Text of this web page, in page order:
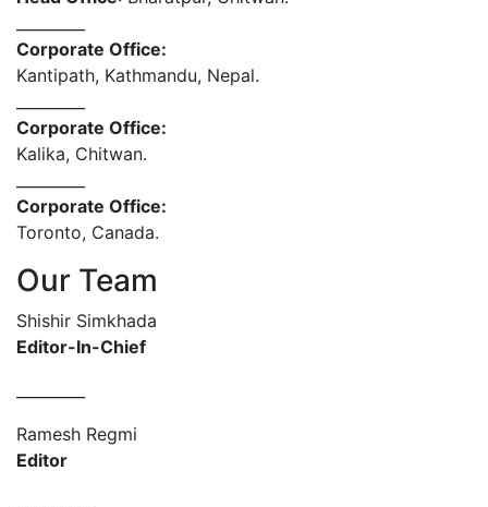
Corporate Office:
Kantipath, Kathmandu, Nepal.
Corporate Office:
Kalika, Chitwan.
Corporate Office:
Toronto, Canada.
Our Team
Shishir Simkhada
Editor-In-Chief
Ramesh Regmi
Editor